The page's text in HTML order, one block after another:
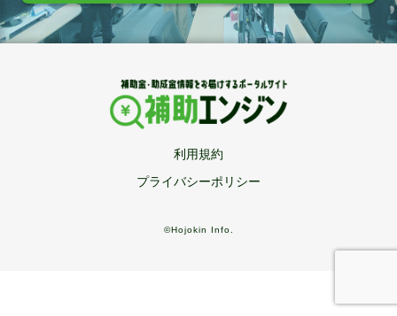
利用規約
プライバシーポリシー
©Hojokin Info.